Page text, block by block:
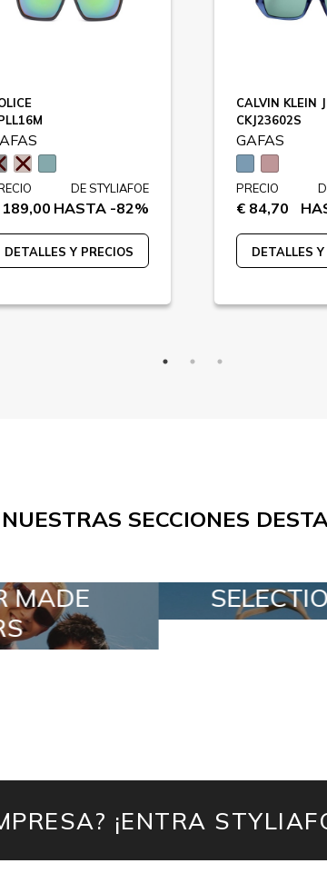
DE STYLIAFOE
HASTA -82%
DETALLES Y PRECIOS
CALVIN KLEIN
CKJ23602S
GAFAS
PRECIO
€ 84,70
DETALLES
NUESTRAS SECCIONES
SPECIAL
¡ENTRA